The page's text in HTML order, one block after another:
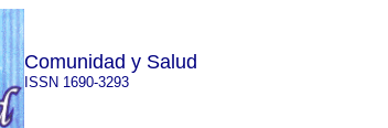
Comunidad y Salud
ISSN 1690-3293